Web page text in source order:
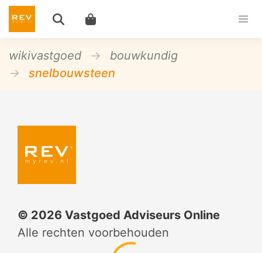
wikivastgoed
bouwkundig
snelbouwsteen
© 2026 Vastgoed Adviseurs Online
Alle rechten voorbehouden